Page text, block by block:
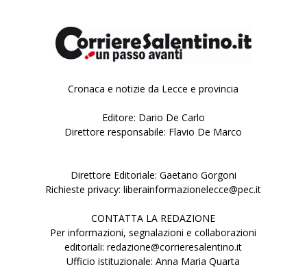
Cronaca e notizie da Lecce e provincia
Editore: Dario De Carlo
Direttore responsabile: Flavio De Marco
Direttore Editoriale: Gaetano Gorgoni
Richieste privacy: liberainformazionelecce@pec.it
CONTATTA LA REDAZIONE
Per informazioni, segnalazioni e collaborazioni
editoriali: redazione@corrieresalentino.it
Ufficio istituzionale: Anna Maria Quarta